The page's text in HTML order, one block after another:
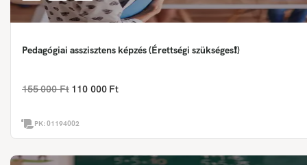
Pedagógiai asszisztens képzés (Érettségi szükséges❗)
155 000 Ft 110 000 Ft
PK:01194002